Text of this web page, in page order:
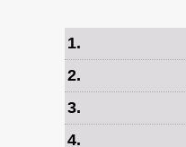
1.
2.
3.
4.